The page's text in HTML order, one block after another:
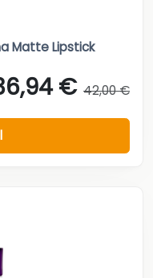
Matte Lipstick
€ 42,00 €